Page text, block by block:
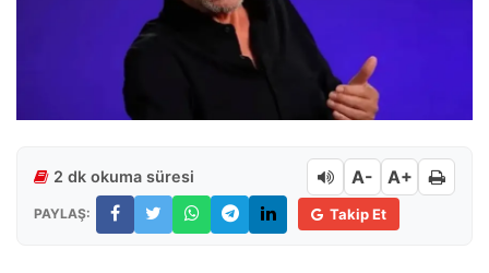
2 dk okuma süresi A- A+
PAYLAŞ: Takip Et